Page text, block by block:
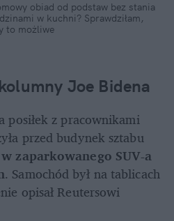
obiad od podstaw bez stania
w kuchni? Sprawdziłam,
to możliwe
Joe Bidena
posiłek z pracownikami
przed budynek sztabu
w zaparkowanego SUV-a
. Samochód był na tablicach
opisał Reutersowi